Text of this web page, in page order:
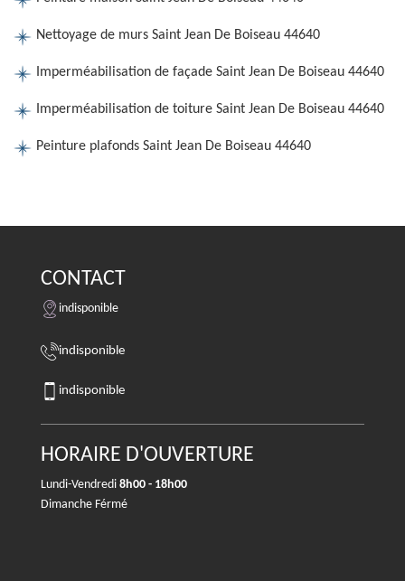
Nettoyage de murs Saint Jean De Boiseau 44640
Imperméabilisation de façade Saint Jean De Boiseau 44640
Imperméabilisation de toiture Saint Jean De Boiseau 44640
Peinture plafonds Saint Jean De Boiseau 44640
CONTACT
indisponible
indisponible
indisponible
HORAIRE D'OUVERTURE
Lundi-Vendredi 8h00 - 18h00
Dimanche Férmé